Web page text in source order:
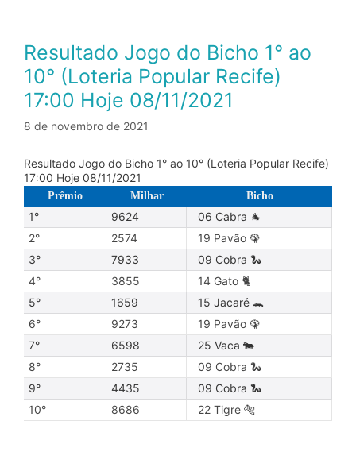
Resultado Jogo do Bicho 1° ao
10° (Loteria Popular Recife)
17:00 Hoje 08/11/2021
8 de novembro de 2021
Resultado Jogo do Bicho 1° ao 10° (Loteria Popular Recife)
17:00 Hoje 08/11/2021
Prêmio Milhar Bicho
1° 9624
06 Cabra 🐐
2°
2574
19 Pavão 🦚
3°
7933
09 Cobra 🐍
4°
3855
14 Gato 🐈
5°
1659
15 Jacaré 🐊
6°
9273
19 Pavão 🦚
7°
6598
25 Vaca 🐄
8°
2735
09 Cobra 🐍
9°
4435
09 Cobra 🐍
10°
8686 22 Tigre 🐅